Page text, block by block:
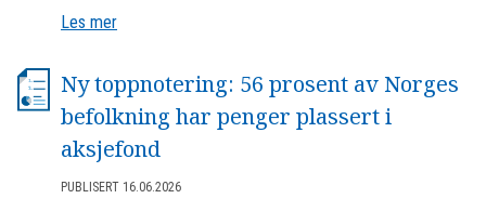
Les mer
Ny toppnotering: 56 prosent av Norges
befolkning har penger plassert i
aksjefond
PUBLISERT 16.06.2026